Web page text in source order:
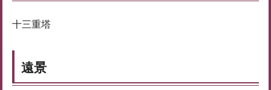
十三重塔
遠景